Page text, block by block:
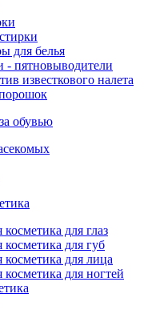
для белья
- пятновыводители
известкового налета
обувью
для глаз
косметика для губ
косметика для лица
косметика для ногтей